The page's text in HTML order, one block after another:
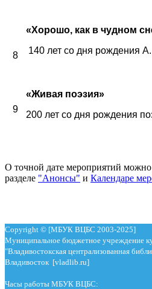
8
«Хорошо, как в чудном
140 лет со дня рождения
9
«Живая поэзия»
200 лет со дня рождения
О точной дате мероприятий можно
разделе "Анонсы" и Календаре
Copyright © [МБУК ВЦБС 2003-2025]
Муниципальное бюджетное учреждение
"Владивостокская централизованная
Владивосток [vladlib.ru]
Часы работы МБУК ВЦБС: